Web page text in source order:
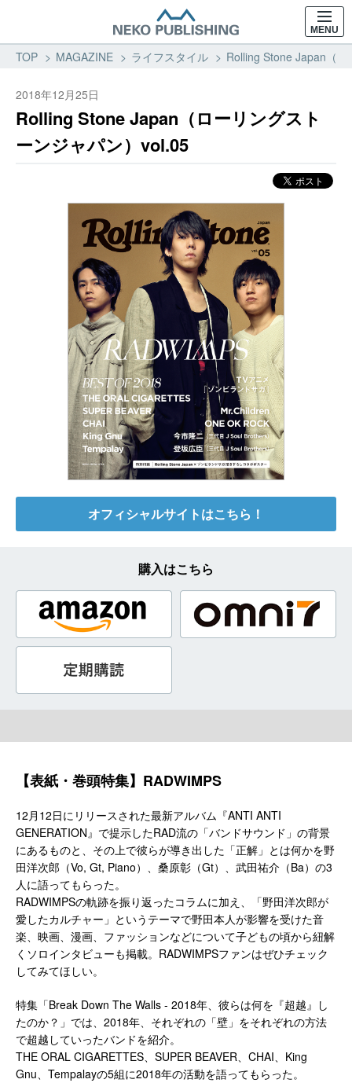
MENU
TOP MAGAZINE ライフスタイル Rolling Stone Japan（
2018年12月25日
Rolling Stone Japan（ローリングスト
ーンジャパン）vol.05
オフィシャルサイトはこちら！
購入はこちら
【表紙・巻頭特集】RADWIMPS
12月12日にリリースされた最新アルバム『ANTI ANTI
GENERATION』で提示したRAD流の「バンドサウンド」の背景
にあるものと、その上で彼らが導き出した「正解」とは何かを野
田洋次郎（Vo, Gt, Piano）、桑原彰（Gt）、武田祐介（Ba）の3
人に語ってもらった。
RADWIMPSの軌跡を振り返ったコラムに加え、「野田洋次郎が
愛したカルチャー」というテーマで野田本人が影響を受けた音
楽、映画、漫画、ファッションなどについて子どもの頃から紐解
くソロインタビューも掲載。RADWIMPSファンはぜひチェック
してみてほしい。
特集「Break Down The Walls - 2018年、彼らは何を『超越』し
たのか？」では、2018年、それぞれの「壁」をそれぞれの方法
で超越していったバンドを紹介。
THE ORAL CIGARETTES、SUPER BEAVER、CHAI、King
Gnu、Tempalayの5組に2018年の活動を語ってもらった。